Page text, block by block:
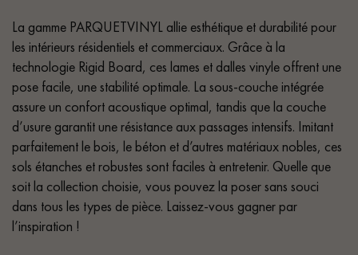
La gamme PARQUETVINYL allie esthétique et durabilité pour
les intérieurs résidentiels et commerciaux. Grâce à la
technologie Rigid Board, ces lames et dalles vinyle offrent une
pose facile, une stabilité optimale. La sous-couche intégrée
assure un confort acoustique optimal, tandis que la couche
d’usure garantit une résistance aux passages intensifs. Imitant
parfaitement le bois, le béton et d’autres matériaux nobles, ces
sols étanches et robustes sont faciles à entretenir. Quelle que
soit la collection choisie, vous pouvez la poser sans souci
dans tous les types de pièce. Laissez-vous gagner par
l’inspiration !